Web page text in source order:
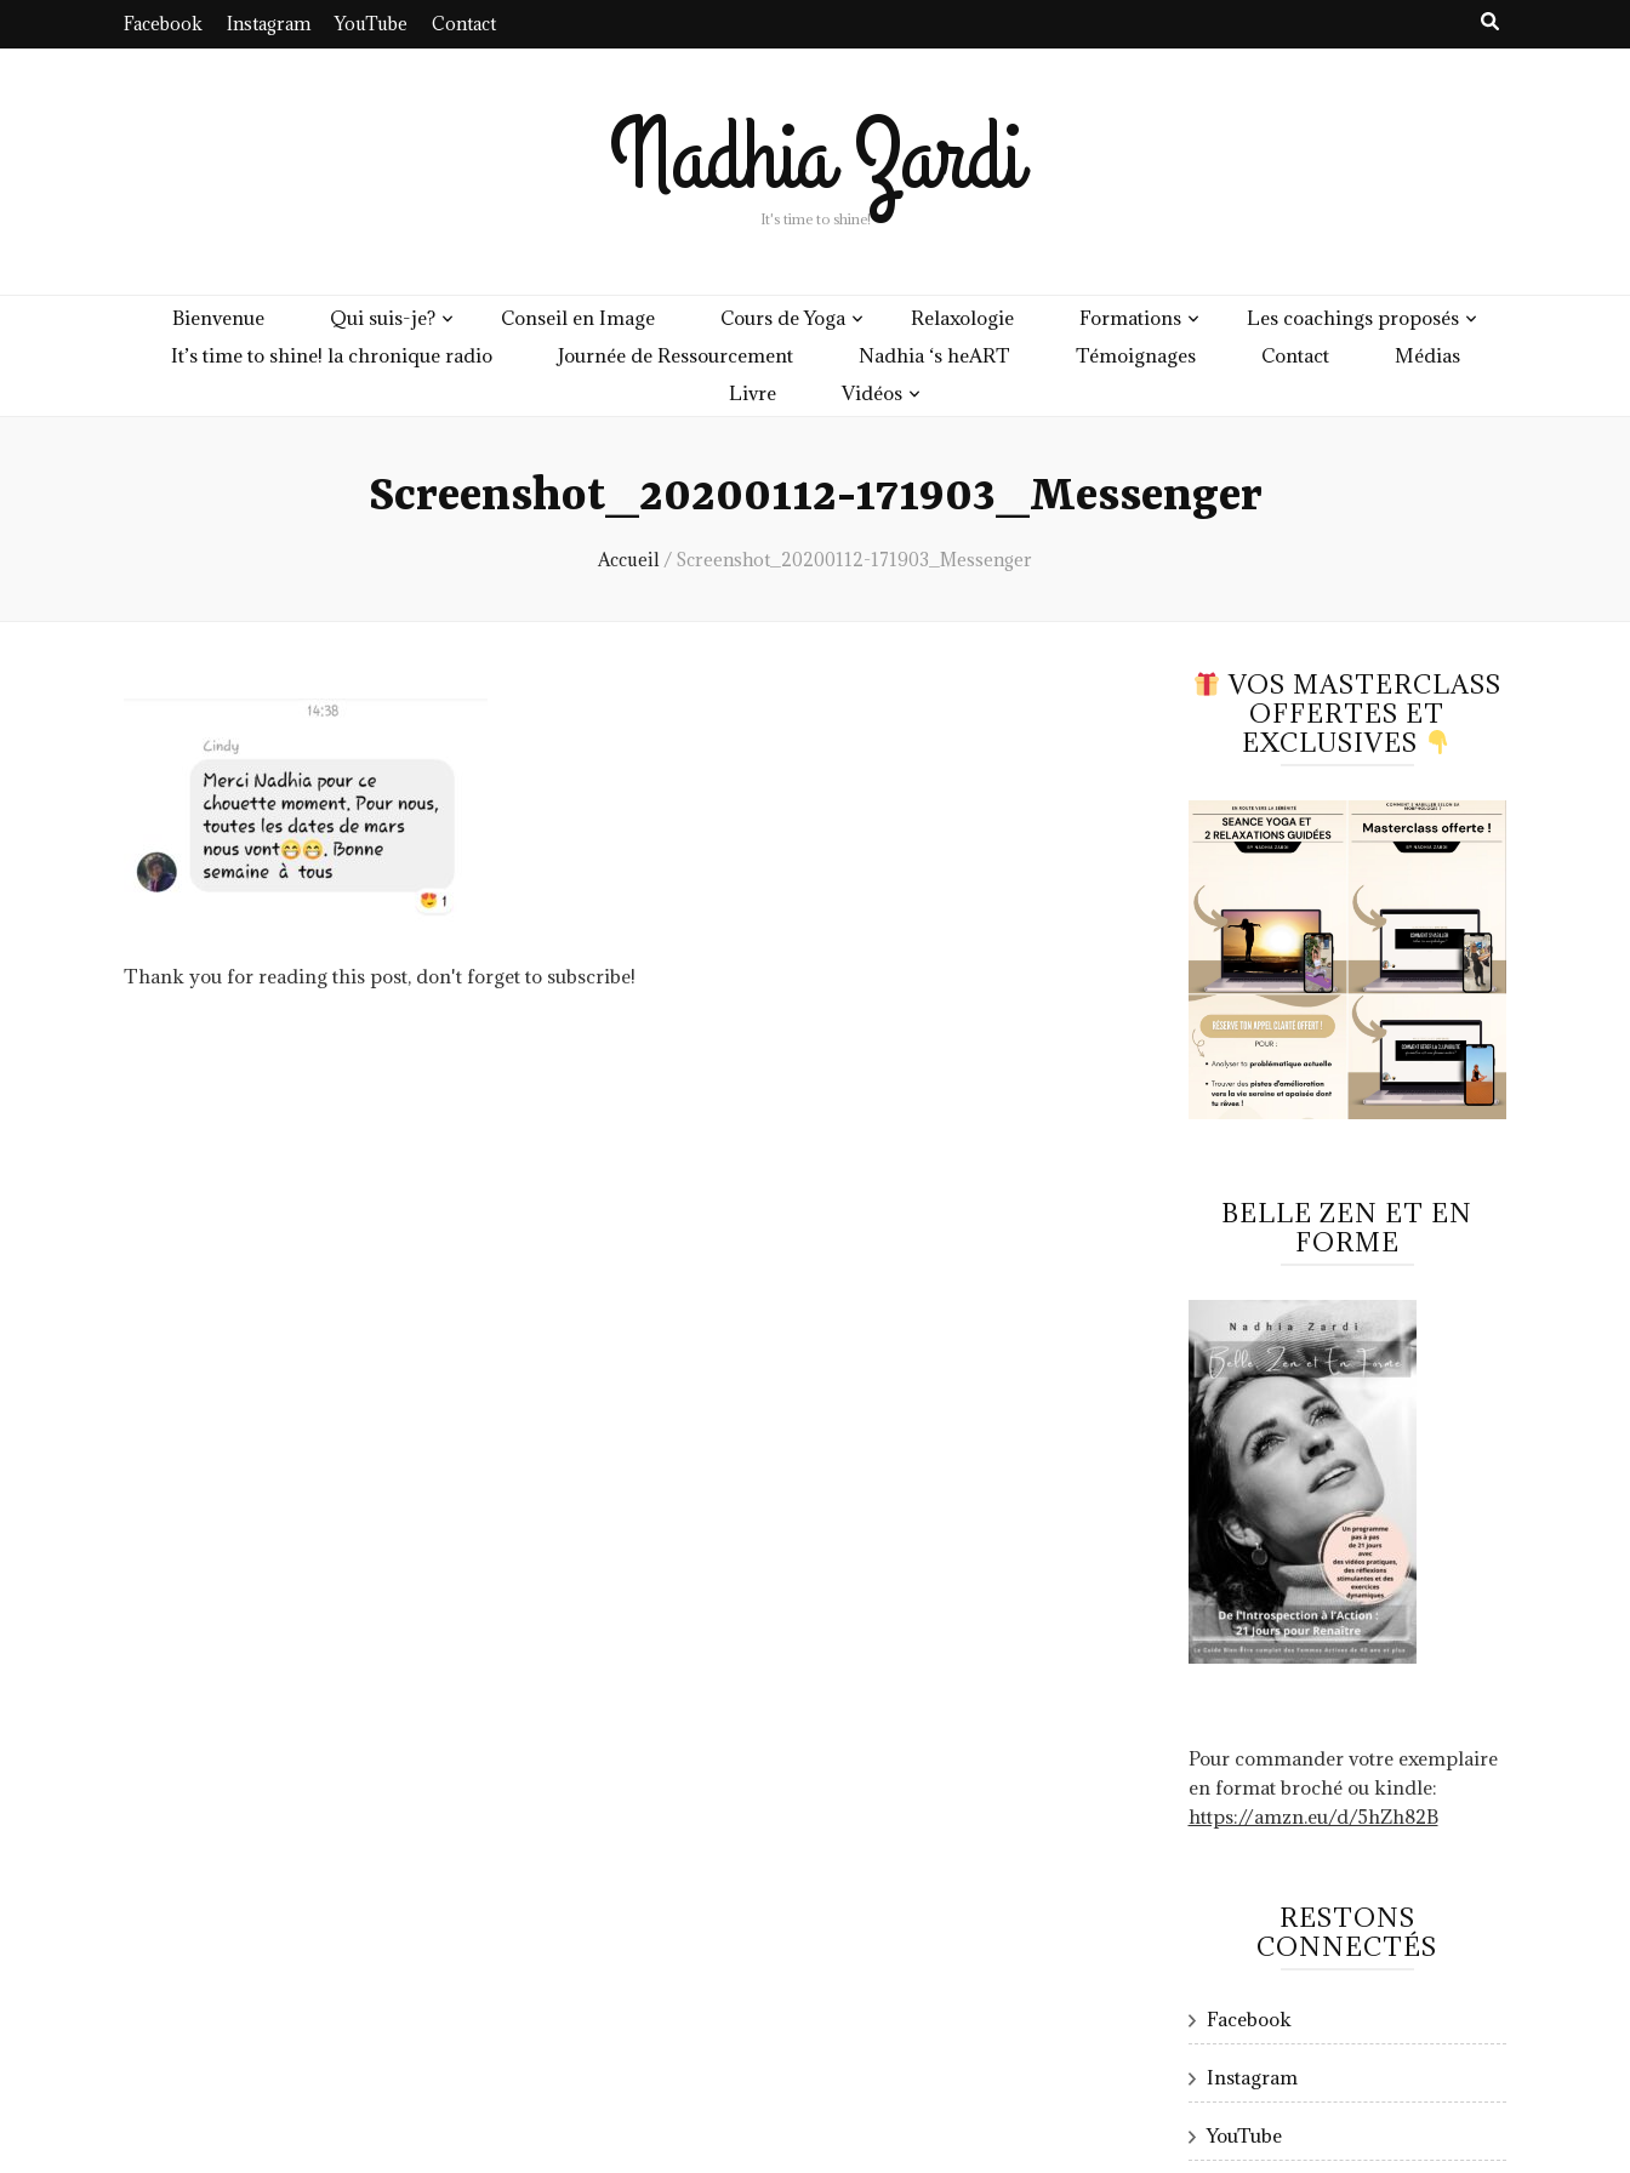
Facebook Instagram YouTube Contact
Nadhia Zardi
It's time to shine!
Bienvenue Qui suis-je? Conseil en Image Cours de Yoga Relaxologie Formations
Les coachings proposés
It’s time to shine! la chronique radio
Journée de Ressourcement Nadhia ‘s heART Témoignages Contact
Médias
Livre
Vidéos
Screenshot_20200112-171903_Messenger
Accueil / Screenshot_20200112-171903_Messenger
Thank you for reading this post, don't forget to subscribe!
VOS MASTERCLASS
OFFERTES ET
EXCLUSIVES
BELLE ZEN ET EN
FORME
Pour commander votre exemplaire
en format broché ou kindle:
https://amzn.eu/d/5hZh82B
RESTONS
CONNECTÉS
Facebook
Instagram
YouTube